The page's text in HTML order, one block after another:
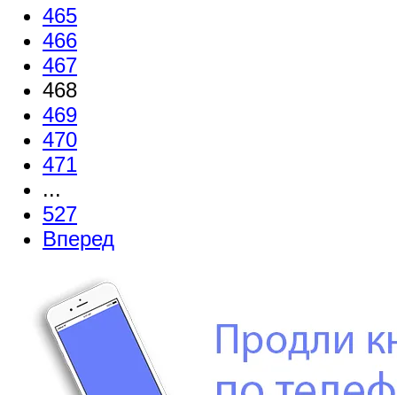
465
466
467
468
469
470
471
...
527
Вперед